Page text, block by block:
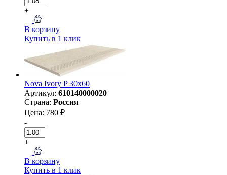
+
В корзину
Купить в 1 клик
Nova Ivory P 30х60
Артикул: 610140000020
Страна: Россия
Цена: 780 ₽
-
+
В корзину
Купить в 1 клик